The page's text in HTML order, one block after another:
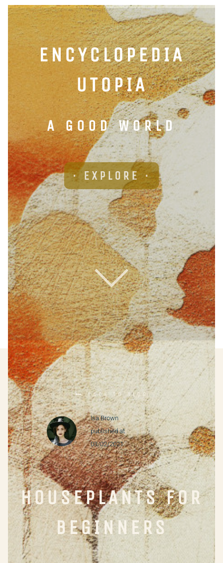
ENCYCLOPEDIA
UTOPIA
A GOOD WORLD
· EXPLORE ·
BACK TO BLOG
Isa Brown
published at
03/02/2021
HOUSEPLANTS FOR
BEGINNERS